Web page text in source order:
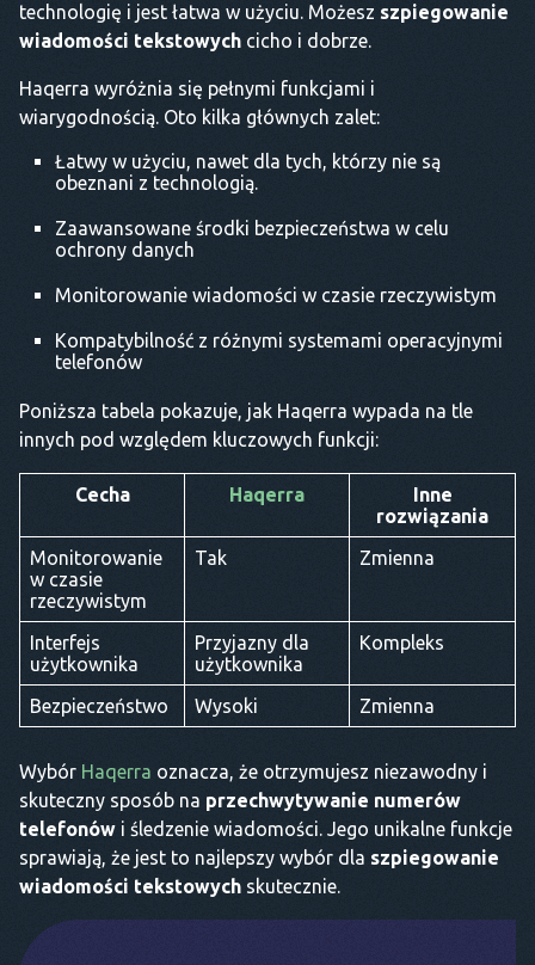
technologię i jest łatwa w użyciu. Możesz szpiegowanie
wiadomości tekstowych cicho i dobrze.
Haqerra wyróżnia się pełnymi funkcjami i
wiarygodnością. Oto kilka głównych zalet:
Łatwy w użyciu, nawet dla tych, którzy nie są
obeznani z technologią.
Zaawansowane środki bezpieczeństwa w celu
ochrony danych
Monitorowanie wiadomości w czasie rzeczywistym
Kompatybilność z różnymi systemami operacyjnymi
telefonów
Poniższa tabela pokazuje, jak Haqerra wypada na tle
innych pod względem kluczowych funkcji:
Cecha Haqerra
Inne
rozwiązania
Monitorowanie
w czasie
rzeczywistym
Tak Zmienna
Interfejs
użytkownika
Przyjazny dla
użytkownika
Kompleks
Bezpieczeństwo Wysoki Zmienna
Wybór Haqerra oznacza, że otrzymujesz niezawodny i
skuteczny sposób na przechwytywanie numerów
telefonów i śledzenie wiadomości. Jego unikalne funkcje
sprawiają, że jest to najlepszy wybór dla szpiegowanie
wiadomości tekstowych skutecznie.